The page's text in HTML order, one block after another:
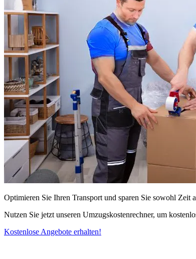
Optimieren Sie Ihren Transport und sparen Sie sowohl Zeit
Nutzen Sie jetzt unseren Umzugskostenrechner, um
Kostenlose Angebote erhalten!